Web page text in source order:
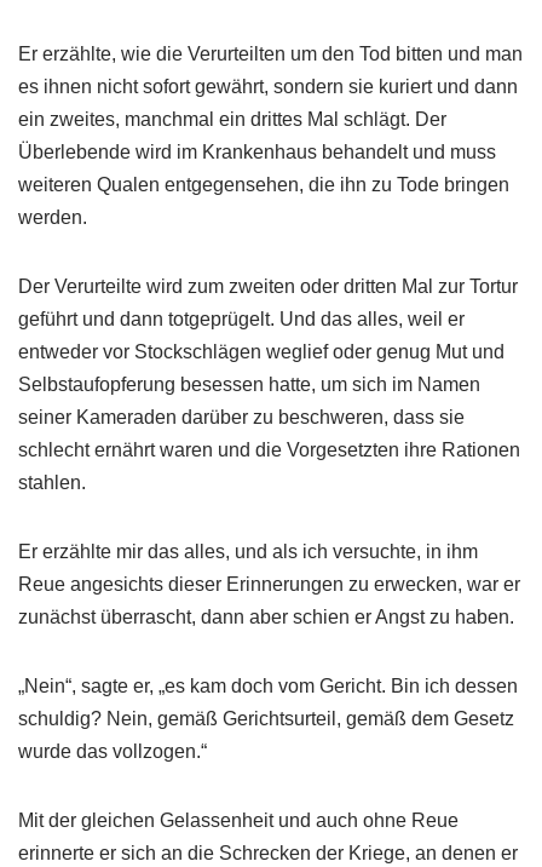
Er erzählte, wie die Verurteilten um den Tod bitten und man
es ihnen nicht sofort gewährt, sondern sie kuriert und dann
ein zweites, manchmal ein drittes Mal schlägt. Der
Überlebende wird im Krankenhaus behandelt und muss
weiteren Qualen entgegensehen, die ihn zu Tode bringen
werden.
Der Verurteilte wird zum zweiten oder dritten Mal zur Tortur
geführt und dann totgeprügelt. Und das alles, weil er
entweder vor Stockschlägen weglief oder genug Mut und
Selbstaufopferung besessen hatte, um sich im Namen
seiner Kameraden darüber zu beschweren, dass sie
schlecht ernährt waren und die Vorgesetzten ihre Rationen
stahlen.
Er erzählte mir das alles, und als ich versuchte, in ihm
Reue angesichts dieser Erinnerungen zu erwecken, war er
zunächst überrascht, dann aber schien er Angst zu haben.
„Nein“, sagte er, „es kam doch vom Gericht. Bin ich dessen
schuldig? Nein, gemäß Gerichtsurteil, gemäß dem Gesetz
wurde das vollzogen.“
Mit der gleichen Gelassenheit und auch ohne Reue
erinnerte er sich an die Schrecken der Kriege, an denen er